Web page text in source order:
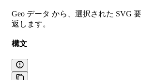
Geo データ から、選択された SVG
返します。
構文